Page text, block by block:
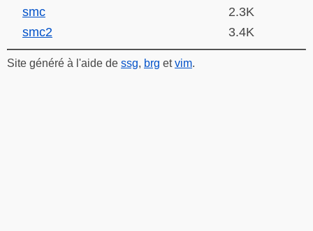
smc
2.3K
smc2
3.4K
Site généré à l'aide de ssg, brg etvim.